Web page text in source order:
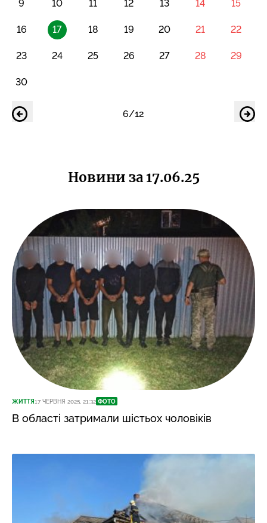
9 10 11 12 13 14 15
16 17 18 19 20 21 22
23 24 25 26 27 28 29
30
6/12
Новини за 17.06.25
ЖИТТЯ17 ЧЕРВНЯ 2025, 21:32 ФОТО
В області затримали шістьох чоловіків